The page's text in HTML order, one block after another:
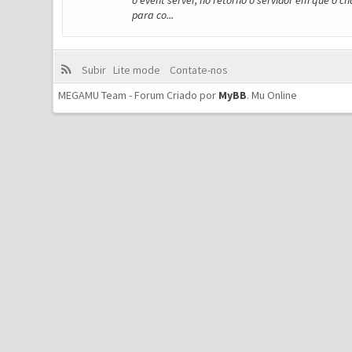
para co...
Subir Lite mode
Contate-nos
MEGAMU Team - Forum Criado por MyBB.Mu Online